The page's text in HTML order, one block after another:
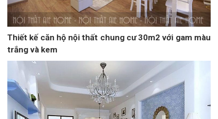
Thiết kế căn hộ nội thất chung cư 30m2 với gam màu
trắng và kem